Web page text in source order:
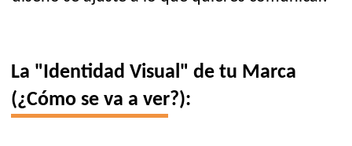
La "Identidad Visual" de tu Marca
(¿Cómo se va a ver?):